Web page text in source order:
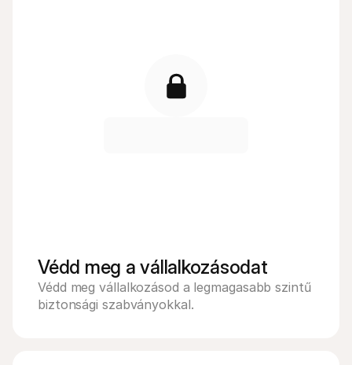
Védd meg a vállalkozásodat
Védd meg vállalkozásod a legmagasabb szintű
biztonsági szabványokkal.